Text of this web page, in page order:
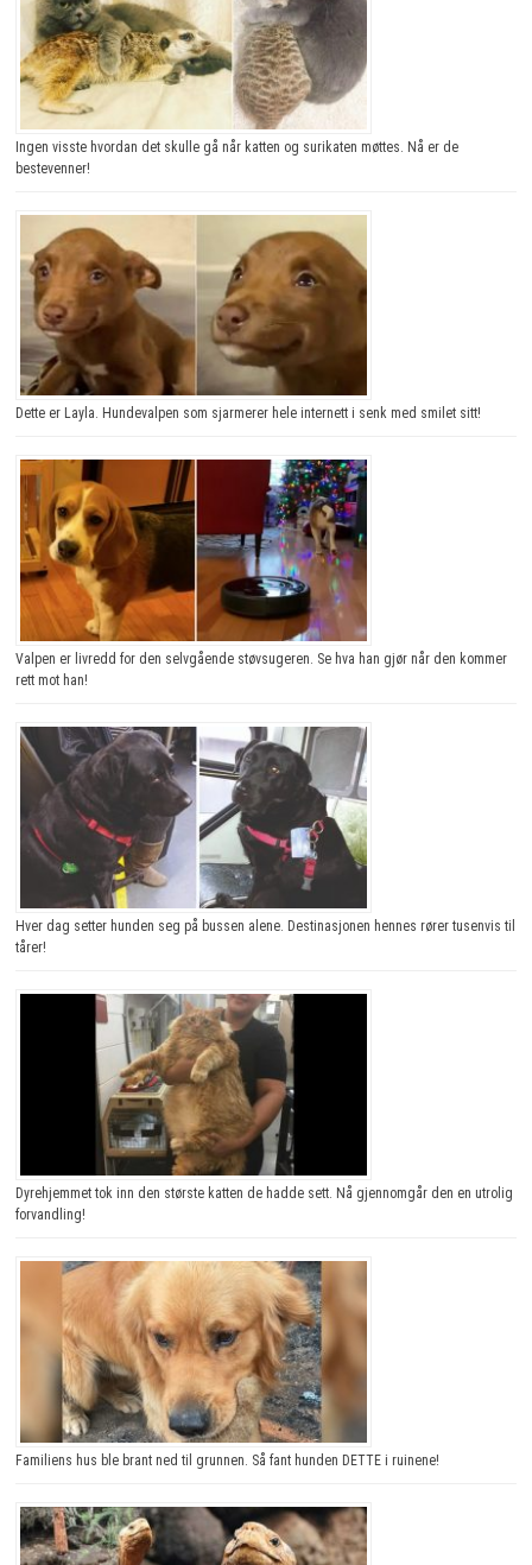
Ingen visste hvordan det skulle gå når katten og surikaten møttes. Nå er de
bestevenner!
Dette er Layla. Hundevalpen som sjarmerer hele internett i senk med smilet sitt!
Valpen er livredd for den selvgående støvsugeren. Se hva han gjør når den kommer
rett mot han!
Hver dag setter hunden seg på bussen alene. Destinasjonen hennes rører tusenvis til
tårer!
Dyrehjemmet tok inn den største katten de hadde sett. Nå gjennomgår den en utrolig
forvandling!
Familiens hus ble brant ned til grunnen. Så fant hunden DETTE i ruinene!